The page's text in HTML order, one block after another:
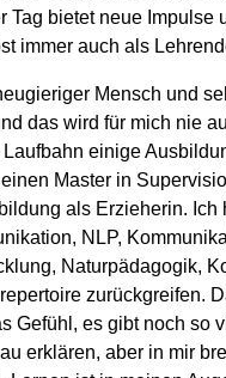
Tag bietet neue Impulse
immer auch als
Mensch und
das wird für mich nie
einige
Master in
als Erzieherin. Ich
NLP,
Naturpädagogik,
zurückgreifen.
Gefühl, es gibt noch so
erklären, aber in mir